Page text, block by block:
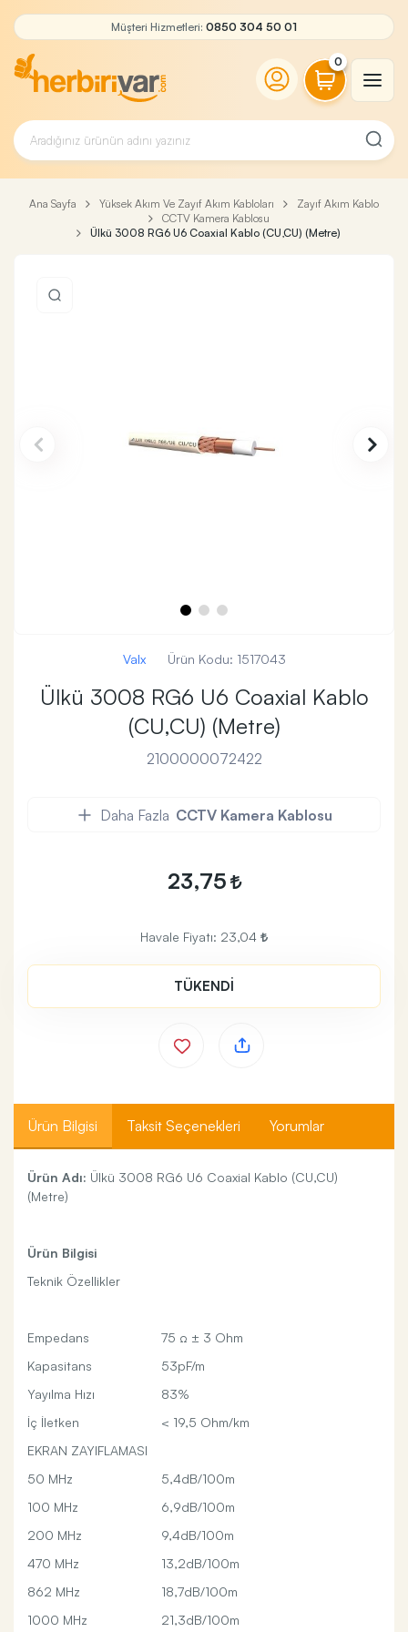
Müşteri Hizmetleri: 0850 304 50 01
0
Ana Sayfa Yüksek Akım Ve Zayıf Akım Kabloları
Zayıf Akım Kablo
CCTV Kamera Kablosu
Ülkü 3008 RG6 U6 Coaxial Kablo (CU,CU) (Metre)
Valx Ürün Kodu: 1517043
Ülkü 3008 RG6 U6 Coaxial Kablo
(CU,CU) (Metre)
2100000072422
Daha Fazla CCTV Kamera Kablosu
23,75
Havale Fiyatı: 23,04
TÜKENDİ
Ürün Bilgisi Taksit Seçenekleri Yorumlar
Ürün Adı: Ülkü 3008 RG6 U6 Coaxial Kablo (CU,CU)
(Metre)
Ürün Bilgisi
Teknik Özellikler
Empedans
75 Ω ± 3 Ohm
Kapasitans
53pF/m
Yayılma Hızı
83%
İç İletken
< 19,5 Ohm/km
EKRAN ZAYIFLAMASI
50 MHz
5,4dB/100m
100 MHz
6,9dB/100m
200 MHz
9,4dB/100m
470 MHz
13,2dB/100m
862 MHz
18,7dB/100m
1000 MHz
21,3dB/100m